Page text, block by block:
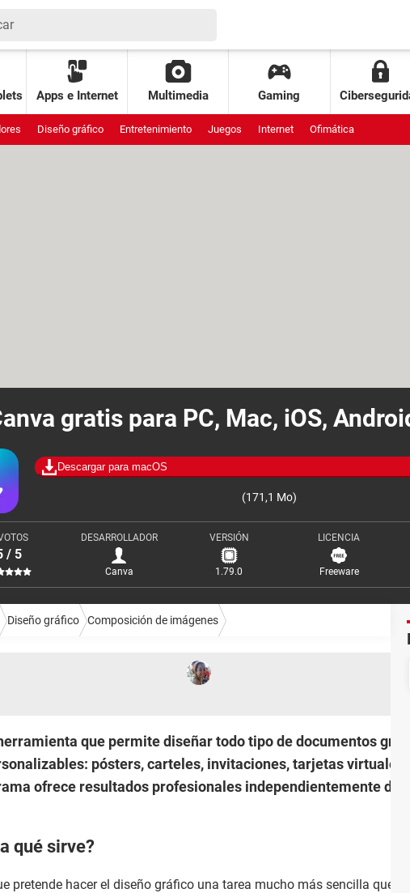
Apps e Internet Multimedia Gaming
Diseño gráfico Entretenimiento Juegos Internet Ofimática
gratis para PC, Mac, iOS,
Descargar para macOS
(171,1 Mo)
/ 5
DESARROLLADOR
Canva
VERSIÓN
1.79.0
LICENCIA
Freeware
Diseño gráfico Composición de imágenes
que permite diseñar todo tipo de documentos
pósters, carteles, invitaciones, tarjetas virtuales,
ofrece resultados profesionales independientemente de
qué sirve?
pretende hacer el diseño gráfico una tarea mucho más sencilla que los